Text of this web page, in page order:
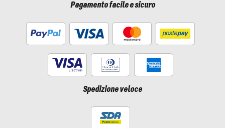
Pagamento facile e sicuro
Spedizione veloce